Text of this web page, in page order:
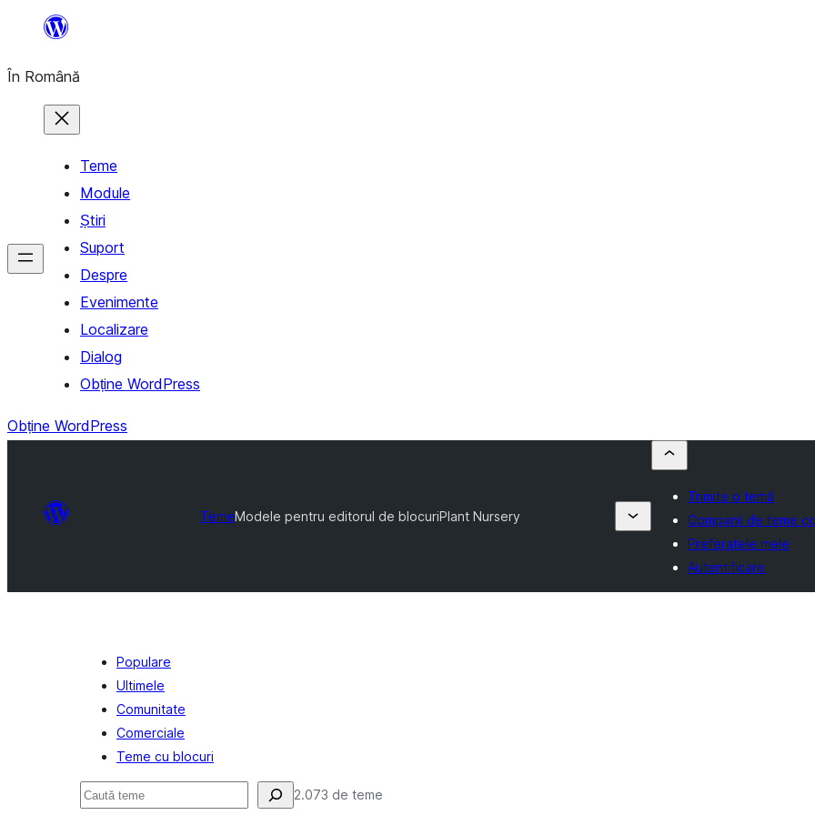
conținut
În Română
Teme
Module
Știri
Suport
Despre
Evenimente
Localizare
Dialog
Obține WordPress
Obține WordPress
TemeModele pentru editorul de blocuriPlant Nursery
Trimite o temă
Companii de teme
Preferatele mele
Autentificare
Populare
Ultimele
Comunitate
Comerciale
Teme cu blocuri
Caută 2.073 de teme